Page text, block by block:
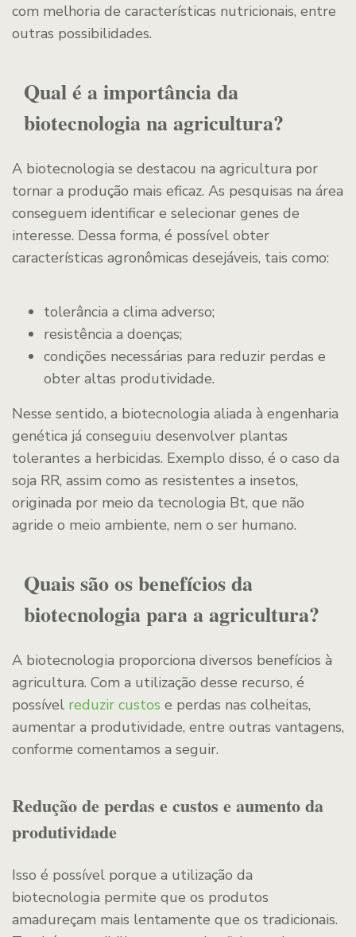
com melhoria de características nutricionais, entre
outras possibilidades.
Qual é a importância da
biotecnologia na agricultura?
A biotecnologia se destacou na agricultura por
tornar a produção mais eficaz. As pesquisas na área
conseguem identificar e selecionar genes de
interesse. Dessa forma, é possível obter
características agronômicas desejáveis, tais como:
tolerância a clima adverso;
resistência a doenças;
condições necessárias para reduzir perdas e
obter altas produtividade.
Nesse sentido, a biotecnologia aliada à engenharia
genética já conseguiu desenvolver plantas
tolerantes a herbicidas. Exemplo disso, é o caso da
soja RR, assim como as resistentes a insetos,
originada por meio da tecnologia Bt, que não
agride o meio ambiente, nem o ser humano.
Quais são os benefícios da
biotecnologia para a agricultura?
A biotecnologia proporciona diversos benefícios à
agricultura. Com a utilização desse recurso, é
possível reduzir custos e perdas nas colheitas,
aumentar a produtividade, entre outras vantagens,
conforme comentamos a seguir.
Redução de perdas e custos e aumento da
produtividade
Isso é possível porque a utilização da
biotecnologia permite que os produtos
amadureçam mais lentamente que os tradicionais.